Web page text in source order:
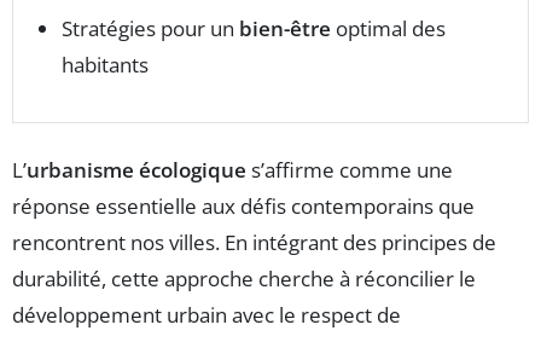
Stratégies pour un bien-être optimal des
habitants
L’urbanisme écologique s’affirme comme une
réponse essentielle aux défis contemporains que
rencontrent nos villes. En intégrant des principes de
durabilité, cette approche cherche à réconcilier le
développement urbain avec le respect de